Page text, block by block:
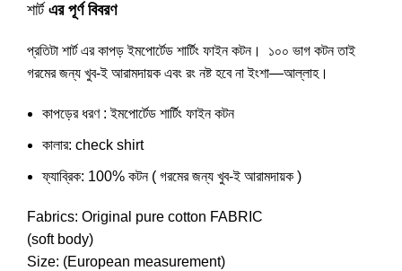
শার্টএর পূর্ণ বিবরণ
প্রতিটা শার্ট এর কাপড় ইমপোর্টেড শার্টিং ফাইন কটন। ১০০ ভাগ কটন তাই
গরমের জন্য খুব-ই আরামদায়ক এবং রং নষ্ট হবে না ইংশা—আল্লাহ।
কাপড়ের ধরণ : ইমপোর্টেড শার্টিং ফাইন কটন
কালার: check shirt
ফ্যাব্রিক: 100% কটন ( গরমের জন্য খুব-ই আরামদায়ক )
Fabrics: Original pure cotton FABRIC
(soft body)
Size: (European measurement)